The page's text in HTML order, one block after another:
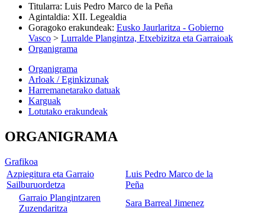
Titularra: Luis Pedro Marco de la Peña
Agintaldia: XII. Legealdia
Goragoko erakundeak: Eusko Jaurlaritza - Gobierno
Vasco > Lurralde Plangintza, Etxebizitza eta Garraioak
Organigrama
Organigrama
Arloak / Eginkizunak
Harremanetarako datuak
Karguak
Lotutako erakundeak
ORGANIGRAMA
Grafikoa
Azpiegitura eta Garraio
Sailburuordetza
Luis Pedro Marco de la
Peña
Garraio Plangintzaren
Zuzendaritza
Sara Barreal Jimenez